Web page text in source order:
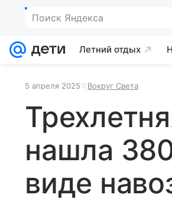
Поиск Яндекса
Летний отдых
5 апреля 2025 Вокруг Света
нашла
виде